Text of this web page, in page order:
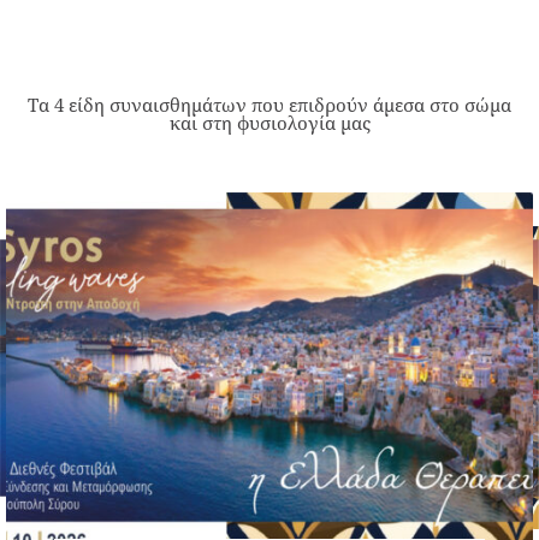
Τα 4 είδη συναισθημάτων που επιδρούν άμεσα στο σώμα
και στη φυσιολογία μας